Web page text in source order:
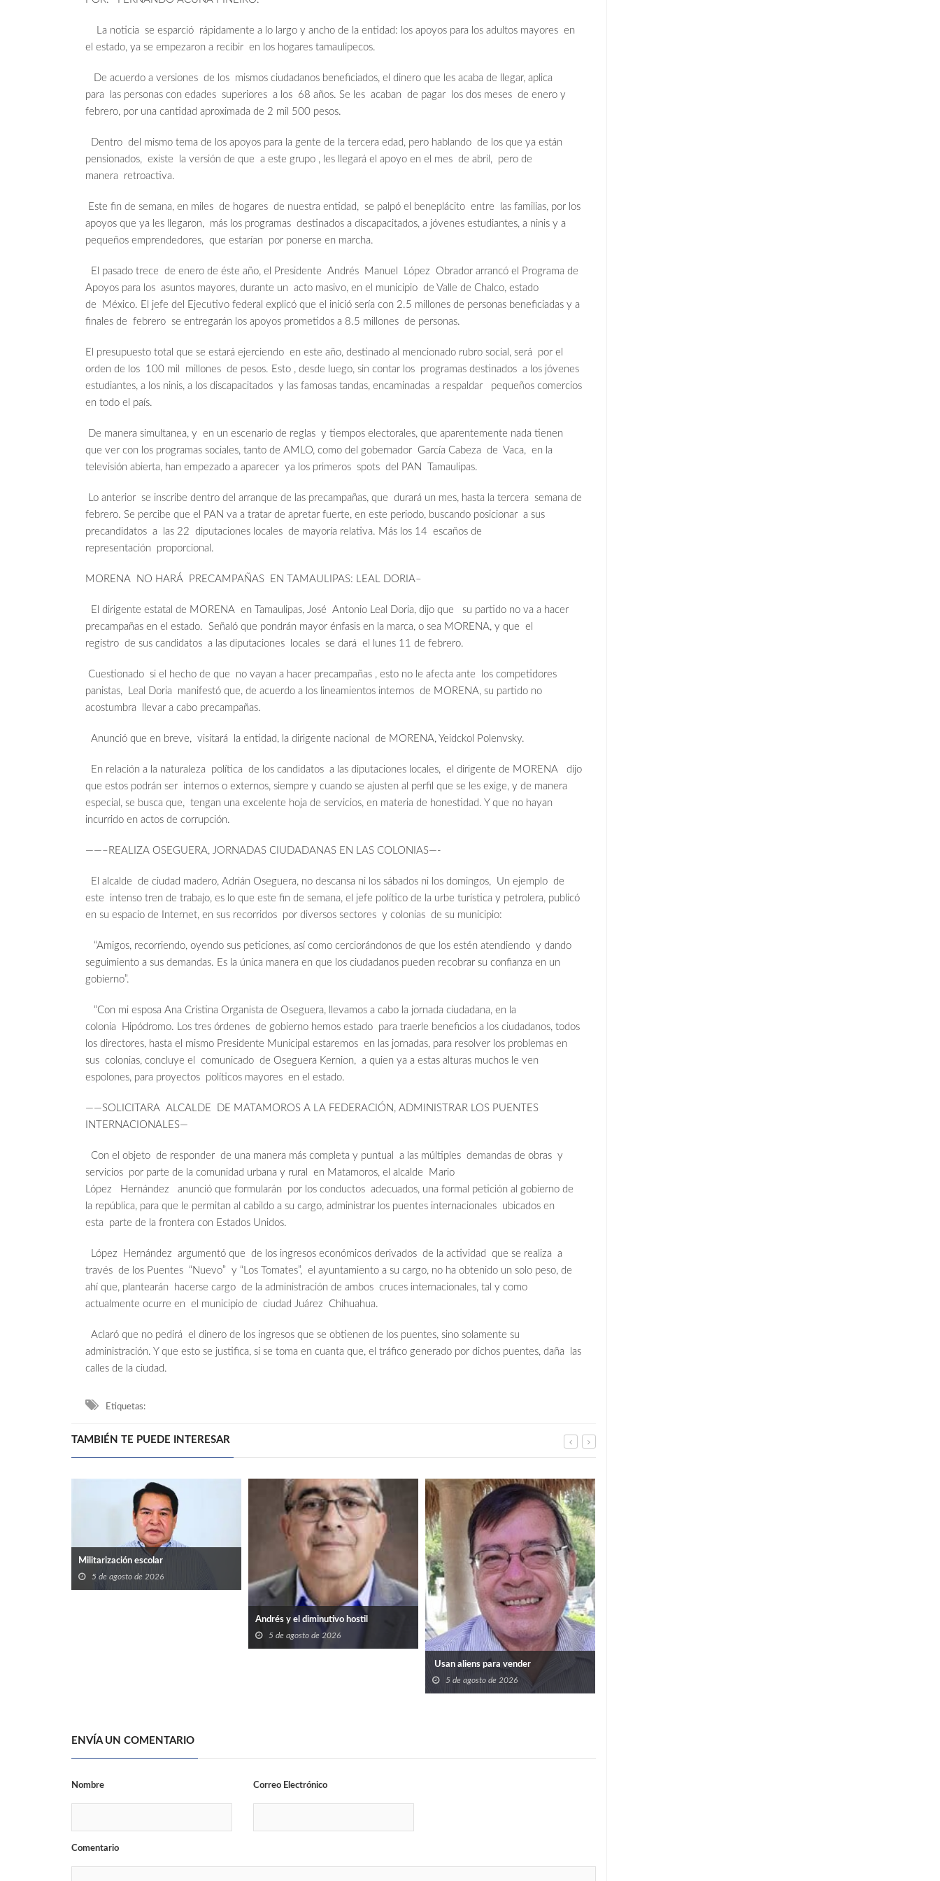
La noticia se esparció rápidamente a lo largo y ancho de la entidad: los apoyos para los adultos mayores en
el estado, ya se empezaron a recibir en los hogares tamaulipecos.
De acuerdo a versiones de los mismos ciudadanos beneficiados, el dinero que les acaba de llegar, aplica
para las personas con edades superiores a los 68 años. Se les acaban de pagar los dos meses de enero y
febrero, por una cantidad aproximada de 2 mil 500 pesos.
Dentro del mismo tema de los apoyos para la gente de la tercera edad, pero hablando de los que ya están
pensionados, existe la versión de que a este grupo , les llegará el apoyo en el mes de abril, pero de
manera retroactiva.
Este fin de semana, en miles de hogares de nuestra entidad, se palpó el beneplácito entre las familias, por los
apoyos que ya les llegaron, más los programas destinados a discapacitados, a jóvenes estudiantes, a ninis y a
pequeños emprendedores, que estarían por ponerse en marcha.
El pasado trece de enero de éste año, el Presidente Andrés Manuel López Obrador arrancó el Programa de
Apoyos para los asuntos mayores, durante un acto masivo, en el municipio de Valle de Chalco, estado
de México. El jefe del Ejecutivo federal explicó que el inició sería con 2.5 millones de personas beneficiadas y a
finales de febrero se entregarán los apoyos prometidos a 8.5 millones de personas.
El presupuesto total que se estará ejerciendo en este año, destinado al mencionado rubro social, será por el
orden de los 100 mil millones de pesos. Esto , desde luego, sin contar los programas destinados a los jóvenes
estudiantes, a los ninis, a los discapacitados y las famosas tandas, encaminadas a respaldar pequeños comercios
en todo el país.
De manera simultanea, y en un escenario de reglas y tiempos electorales, que aparentemente nada tienen
que ver con los programas sociales, tanto de AMLO, como del gobernador García Cabeza de Vaca, en la
televisión abierta, han empezado a aparecer ya los primeros spots del PAN Tamaulipas.
Lo anterior se inscribe dentro del arranque de las precampañas, que durará un mes, hasta la tercera semana de
febrero. Se percibe que el PAN va a tratar de apretar fuerte, en este periodo, buscando posicionar a sus
precandidatos a las 22 diputaciones locales de mayoría relativa. Más los 14 escaños de
representación proporcional.
MORENA NO HARÁ PRECAMPAÑAS EN TAMAULIPAS: LEAL DORIA–
El dirigente estatal de MORENA en Tamaulipas, José Antonio Leal Doria, dijo que su partido no va a hacer
precampañas en el estado. Señaló que pondrán mayor énfasis en la marca, o sea MORENA, y que el
registro de sus candidatos a las diputaciones locales se dará el lunes 11 de febrero.
Cuestionado si el hecho de que no vayan a hacer precampañas , esto no le afecta ante los competidores
panistas, Leal Doria manifestó que, de acuerdo a los lineamientos internos de MORENA, su partido no
acostumbra llevar a cabo precampañas.
Anunció que en breve, visitará la entidad, la dirigente nacional de MORENA, Yeidckol Polenvsky.
En relación a la naturaleza política de los candidatos a las diputaciones locales, el dirigente de MORENA dijo
que estos podrán ser internos o externos, siempre y cuando se ajusten al perfil que se les exige, y de manera
especial, se busca que, tengan una excelente hoja de servicios, en materia de honestidad. Y que no hayan
incurrido en actos de corrupción.
——–REALIZA OSEGUERA, JORNADAS CIUDADANAS EN LAS COLONIAS—-
El alcalde de ciudad madero, Adrián Oseguera, no descansa ni los sábados ni los domingos, Un ejemplo de
este intenso tren de trabajo, es lo que este fin de semana, el jefe político de la urbe turística y petrolera, publicó
en su espacio de Internet, en sus recorridos por diversos sectores y colonias de su municipio:
“Amigos, recorriendo, oyendo sus peticiones, así como cerciorándonos de que los estén atendiendo y dando
seguimiento a sus demandas. Es la única manera en que los ciudadanos pueden recobrar su confianza en un
gobierno”.
“Con mi esposa Ana Cristina Organista de Oseguera, llevamos a cabo la jornada ciudadana, en la
colonia Hipódromo. Los tres órdenes de gobierno hemos estado para traerle beneficios a los ciudadanos, todos
los directores, hasta el mismo Presidente Municipal estaremos en las jornadas, para resolver los problemas en
sus colonias, concluye el comunicado de Oseguera Kernion, a quien ya a estas alturas muchos le ven
espolones, para proyectos políticos mayores en el estado.
——SOLICITARA ALCALDE DE MATAMOROS A LA FEDERACIÓN, ADMINISTRAR LOS PUENTES
INTERNACIONALES—
Con el objeto de responder de una manera más completa y puntual a las múltiples demandas de obras y
servicios por parte de la comunidad urbana y rural en Matamoros, el alcalde Mario
López Hernández anunció que formularán por los conductos adecuados, una formal petición al gobierno de
la república, para que le permitan al cabildo a su cargo, administrar los puentes internacionales ubicados en
esta parte de la frontera con Estados Unidos.
López Hernández argumentó que de los ingresos económicos derivados de la actividad que se realiza a
través de los Puentes “Nuevo” y “Los Tomates”, el ayuntamiento a su cargo, no ha obtenido un solo peso, de
ahí que, plantearán hacerse cargo de la administración de ambos cruces internacionales, tal y como
actualmente ocurre en el municipio de ciudad Juárez Chihuahua.
Aclaró que no pedirá el dinero de los ingresos que se obtienen de los puentes, sino solamente su
administración. Y que esto se justifica, si se toma en cuanta que, el tráfico generado por dichos puentes, daña las
calles de la ciudad.
Etiquetas:
TAMBIÉN TE PUEDE INTERESAR
Militarización escolar
5 de agosto de 2026
Andrés y el diminutivo hostil
5 de agosto de 2026
Usan aliens para vender
5 de agosto de 2026
ENVÍA UN COMENTARIO
Nombre Correo Electrónico
Comentario